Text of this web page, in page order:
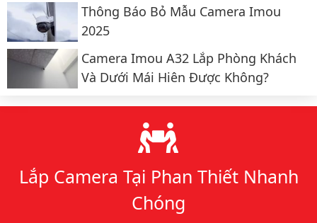
Thông Báo Bỏ Mẫu Camera Imou
2025
Camera Imou A32 Lắp Phòng Khách
Và Dưới Mái Hiên Được Không?
Lý do chọn chúng tôi
Lắp Camera Tại Phan Thiết Nhanh
Chóng